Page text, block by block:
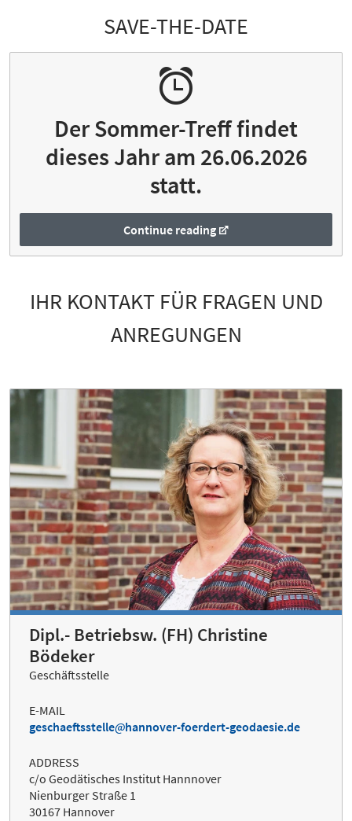
SAVE-THE-DATE
Der Sommer-Treff findet
dieses Jahr am 26.06.2026
statt.
Continue reading
IHR KONTAKT FÜR FRAGEN UND
ANREGUNGEN
Dipl.- Betriebsw. (FH) Christine
Bödeker
Geschäftsstelle
E-MAIL
geschaeftsstelle
hannover-foerdert-geodaesie.de
ADDRESS
c/o Geodätisches Institut Hannnover
Nienburger Straße 1
30167 Hannover